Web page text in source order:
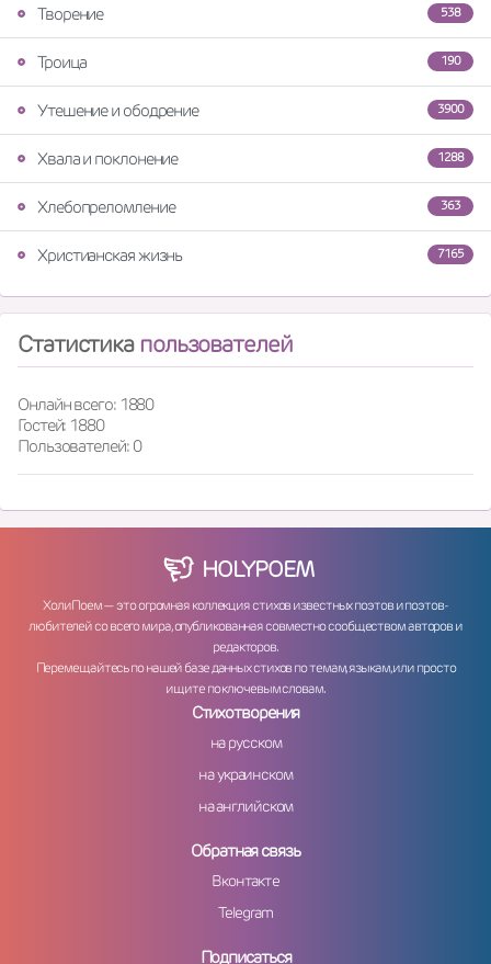
538
Творение
190
Троица
3900
Утешение и ободрение
1288
Хвала и поклонение
363
Хлебопреломление
7165
Христианская жизнь
Статистика пользователей
Онлайн всего: 1880
Гостей: 1880
Пользователей: 0
HOLYPOEM
ХолиПоем — это огромная коллекция стихов известных поэтов и поэтов-
любителей со всего мира, опубликованная совместно сообществом авторов и
редакторов.
Перемещайтесь по нашей базе данных стихов по темам, языкам, или просто
ищите по ключевым словам.
Стихотворения
на русском
на украинском
на английском
Обратная связь
Вконтакте
Telegram
Подписаться